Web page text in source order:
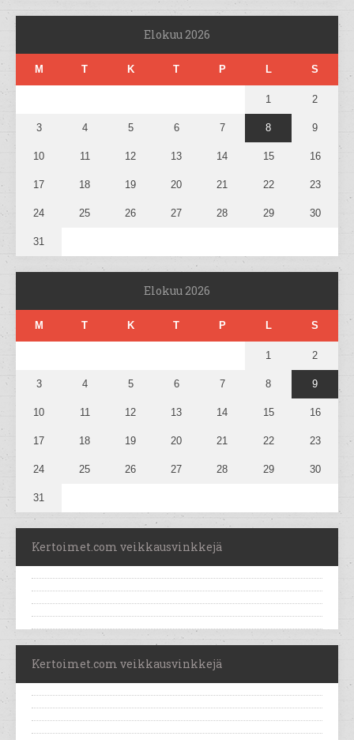
Elokuu 2026
M T K T P L S
1 2
3 4 5 6 7 8 9
10 11 12 13 14 15 16
17 18 19 20 21 22 23
24 25 26 27 28 29 30
31
Elokuu 2026
M T K T P L S
1 2
3 4 5 6 7 8 9
10 11 12 13 14 15 16
17 18 19 20 21 22 23
24 25 26 27 28 29 30
31
Kertoimet.com veikkausvinkkejä
Kertoimet.com veikkausvinkkejä